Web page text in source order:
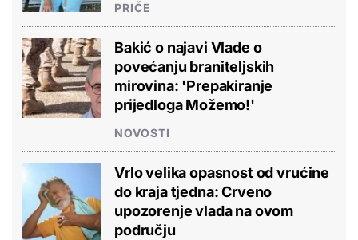
PRIČE
Bakić o najavi Vlade o
povećanju braniteljskih
mirovina: 'Prepakiranje
prijedloga Možemo!'
NOVOSTI
Vrlo velika opasnost od vrućine
do kraja tjedna: Crveno
upozorenje vlada na ovom
području